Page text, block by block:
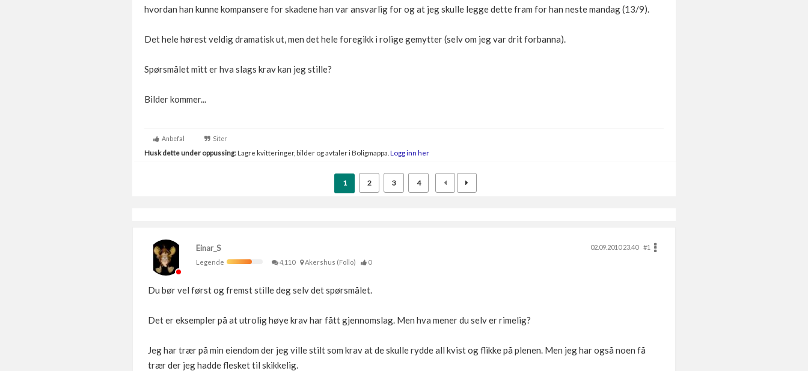
hvordan han kunne kompansere for skadene han var ansvarlig for og at jeg skulle legge dette fram for han neste mandag (13/9).
Det hele hørest veldig dramatisk ut, men det hele foregikk i rolige gemytter (selv om jeg var drit forbanna).
Spørsmålet mitt er hva slags krav kan jeg stille?
Bilder kommer...
Anbefal Siter
Husk dette under oppussing:Lagre kvitteringer, bilder og avtaler i Boligmappa. Logg inn her
1 2 3 4
Einar_S 02.09.2010 23.40
#1
Legende
4,110 Akershus (Follo) 0
Du bør vel først og fremst stille deg selv det spørsmålet.
Det er eksempler på at utrolig høye krav har fått gjennomslag. Men hva mener du selv er rimelig?
Jeg har trær på min eiendom der jeg ville stilt som krav at de skulle rydde all kvist og flikke på plenen. Men jeg har også noen få
trær der jeg hadde flesket til skikkelig.